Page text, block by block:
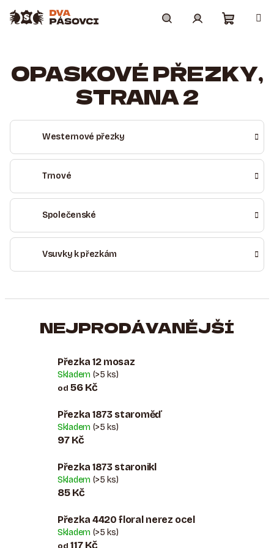
košík
OPASKOVÉ PŘEZKY,
STRANA 2
Westernové přezky
Trnové
Společenské
Vsuvky k přezkám
NEJPRODÁVANĚJŠÍ
Přezka 12 mosaz
Skladem (>5 ks)
od 56 Kč
Přezka 1873 staroměď
Skladem (>5 ks)
97 Kč
Přezka 1873 staronikl
Skladem (>5 ks)
85 Kč
Přezka 4420 floral nerez ocel
Skladem (>5 ks)
od 117 Kč